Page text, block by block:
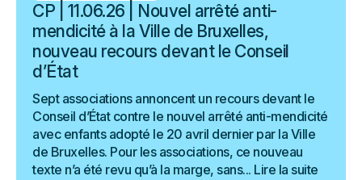
CP | 11.06.26 | Nouvel arrêté anti-
mendicité à la Ville de Bruxelles,
nouveau recours devant le Conseil
d’État
Sept associations annoncent un recours devant le
Conseil d’État contre le nouvel arrêté anti-mendicité
avec enfants adopté le 20 avril dernier par la Ville
de Bruxelles. Pour les associations, ce nouveau
texte n’a été revu qu’à la marge, sans... Lire la suite